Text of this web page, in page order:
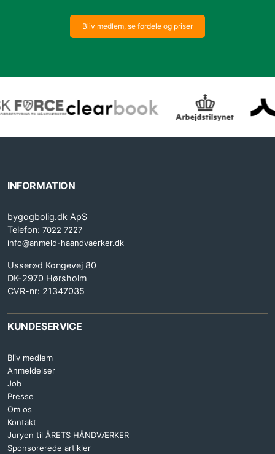
Bliv medlem, se fordele og priser
INFORMATION
bygogbolig.dk ApS
Telefon: 7022 7227
info@anmeld-haandvaerker.dk
Usserød Kongevej 80
DK-2970 Hørsholm
CVR-nr: 21347035
KUNDESERVICE
Bliv medlem
Anmeldelser
Job
Presse
Om os
Kontakt
Juryen til ÅRETS HÅNDVÆRKER
Sponsorerede artikler